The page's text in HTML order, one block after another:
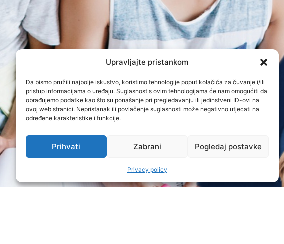
Upravljajte pristankom
Da bismo pružili najbolje iskustvo, koristimo tehnologije poput kolačića za čuvanje i/ili
pristup informacijama o uređaju. Suglasnost s ovim tehnologijama će nam omogućiti da
obrađujemo podatke kao što su ponašanje pri pregledavanju ili jedinstveni ID-ovi na
ovoj web stranici. Nepristanak ili povlačenje suglasnosti može negativno utjecati na
određene karakteristike i funkcije.
Prihvati Zabrani Pogledaj postavke
Privacy policy